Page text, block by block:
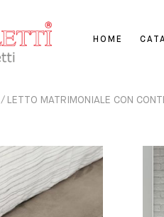
HOME
/ LETTO MATRIMONIALE CON